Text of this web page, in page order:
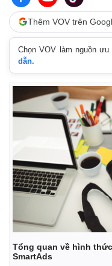
Thế giới
Quan sát
Thêm VOV trên
Chọn VOV làm nguồn
dẫn.
Tổng quan về hình
SmartAds